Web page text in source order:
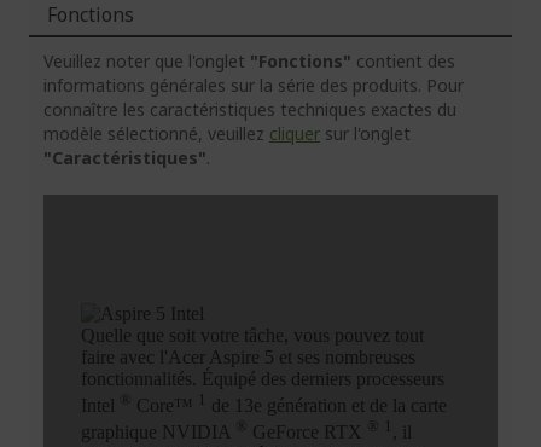
Fonctions
Veuillez noter que l'onglet "Fonctions" contient des
informations générales sur la série des produits. Pour
connaître les caractéristiques techniques exactes du
modèle sélectionné, veuillez cliquer sur l'onglet
"Caractéristiques".